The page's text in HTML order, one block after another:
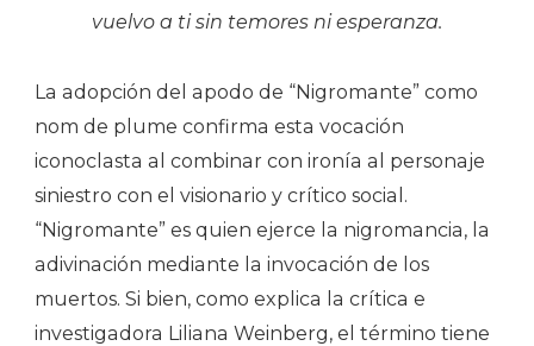
vuelvo a ti sin temores ni esperanza.
La adopción del apodo de “Nigromante” como
nom de plume confirma esta vocación
iconoclasta al combinar con ironía al personaje
siniestro con el visionario y crítico social.
“Nigromante” es quien ejerce la nigromancia, la
adivinación mediante la invocación de los
muertos. Si bien, como explica la crítica e
investigadora Liliana Weinberg, el término tiene